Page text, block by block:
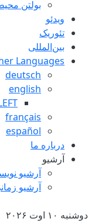
بولتن
ویدئو
تئوریک
بین‌المللی
Languages
deutsch
english
français
español
درباره ما
آرشیو
آرشیو
آرشیو
دوشنبه ۱۰ اوت ۲۰۲۶